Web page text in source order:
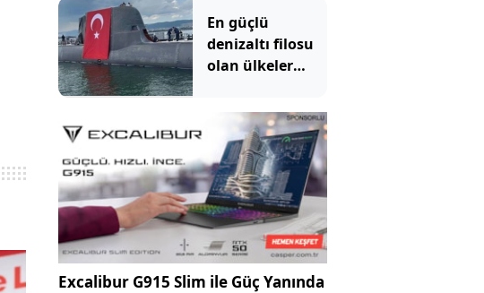
En güçlü
denizaltı filosu
olan ülkeler
Türkiye'nin
sıralaması
Excalibur G915 Slim ile Güç Yanında